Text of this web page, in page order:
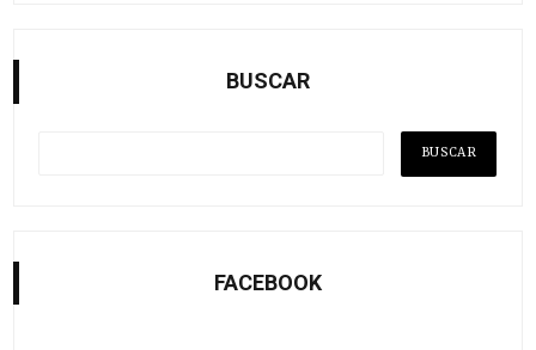
BUSCAR
FACEBOOK